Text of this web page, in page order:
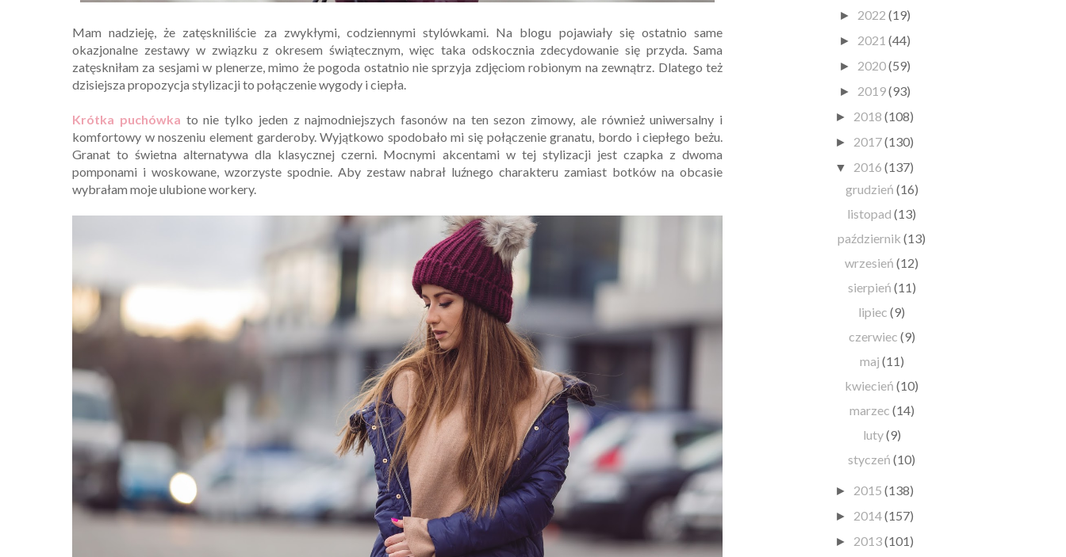
Mam nadzieję, że zatęskniliście za zwykłymi, codziennymi stylówkami. Na blogu pojawiały się ostatnio same
okazjonalne zestawy w związku z okresem świątecznym, więc taka odskocznia zdecydowanie się przyda. Sama
zatęskniłam za sesjami w plenerze, mimo że pogoda ostatnio nie sprzyja zdjęciom robionym na zewnątrz. Dlatego też
dzisiejsza propozycja stylizacji to połączenie wygody i ciepła.
Krótka puchówka to nie tylko jeden z najmodniejszych fasonów na ten sezon zimowy, ale również uniwersalny i
komfortowy w noszeniu element garderoby. Wyjątkowo spodobało mi się połączenie granatu, bordo i ciepłego beżu.
Granat to świetna alternatywa dla klasycznej czerni. Mocnymi akcentami w tej stylizacji jest czapka z dwoma
pomponami i woskowane, wzorzyste spodnie. Aby zestaw nabrał luźnego charakteru zamiast botków na obcasie
wybrałam moje ulubione workery.
► 2022 (19)
► 2021 (44)
► 2020(59)
► 2019(93)
► 2018 (108)
► 2017(130)
▼ 2016 (137)
grudzień (16)
listopad(13)
październik(13)
wrzesień(12)
sierpień (11)
lipiec(9)
czerwiec (9)
maj (11)
kwiecień(10)
marzec (14)
luty(9)
styczeń(10)
► 2015 (138)
► 2014(157)
► 2013(101)